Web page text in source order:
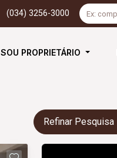
(034) 3256-3000
SOU PROPRIETÁRIO
Refinar Pesquisa